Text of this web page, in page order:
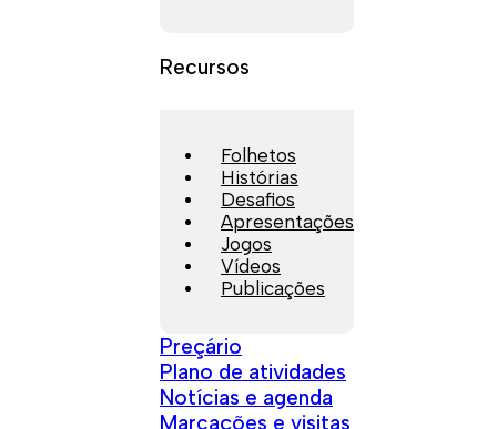
Recursos
Folhetos
Histórias
Desafios
Apresentações
Jogos
Vídeos
Publicações
Preçário
Plano de atividades
Notícias e agenda
Marcações e visitas